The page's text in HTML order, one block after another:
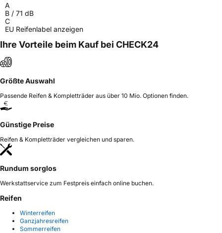
A
B / 71 dB
C
EU Reifenlabel anzeigen
Ihre Vorteile beim Kauf bei CHECK24
Größte Auswahl
Passende Reifen & Kompletträder aus über 10 Mio. Optionen finden.
Günstige Preise
Reifen & Kompletträder vergleichen und sparen.
Rundum sorglos
Werkstattservice zum Festpreis einfach online buchen.
Reifen
Winterreifen
Ganzjahresreifen
Sommerreifen